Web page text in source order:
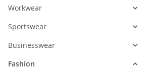
Workwear
Sportswear
Businesswear
Fashion